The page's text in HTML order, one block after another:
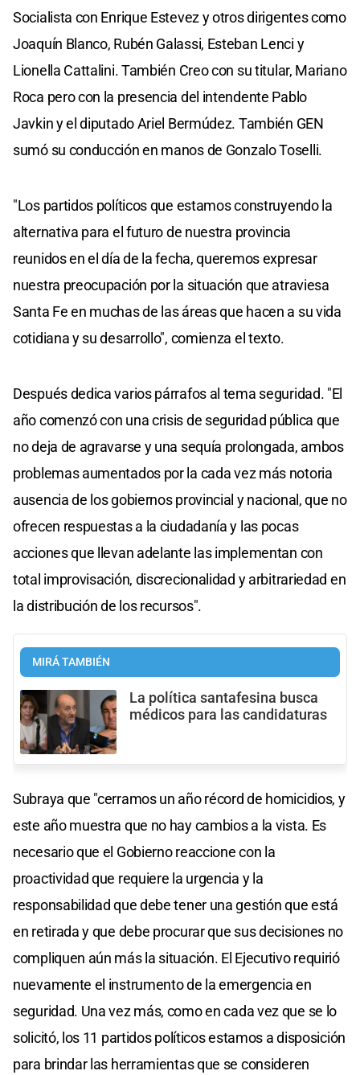
Socialista con Enrique Estevez y otros dirigentes como
Joaquín Blanco, Rubén Galassi, Esteban Lenci y
Lionella Cattalini. También Creo con su titular, Mariano
Roca pero con la presencia del intendente Pablo
Javkin y el diputado Ariel Bermúdez. También GEN
sumó su conducción en manos de Gonzalo Toselli.
"Los partidos políticos que estamos construyendo la
alternativa para el futuro de nuestra provincia
reunidos en el día de la fecha, queremos expresar
nuestra preocupación por la situación que atraviesa
Santa Fe en muchas de las áreas que hacen a su vida
cotidiana y su desarrollo", comienza el texto.
Después dedica varios párrafos al tema seguridad. "El
año comenzó con una crisis de seguridad pública que
no deja de agravarse y una sequía prolongada, ambos
problemas aumentados por la cada vez más notoria
ausencia de los gobiernos provincial y nacional, que no
ofrecen respuestas a la ciudadanía y las pocas
acciones que llevan adelante las implementan con
total improvisación, discrecionalidad y arbitrariedad en
la distribución de los recursos".
MIRÁ TAMBIÉN
La política santafesina busca
médicos para las candidaturas
Subraya que "cerramos un año récord de homicidios, y
este año muestra que no hay cambios a la vista. Es
necesario que el Gobierno reaccione con la
proactividad que requiere la urgencia y la
responsabilidad que debe tener una gestión que está
en retirada y que debe procurar que sus decisiones no
compliquen aún más la situación. El Ejecutivo requirió
nuevamente el instrumento de la emergencia en
seguridad. Una vez más, como en cada vez que se lo
solicitó, los 11 partidos políticos estamos a disposición
para brindar las herramientas que se consideren